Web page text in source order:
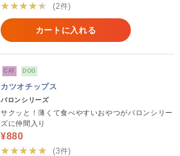
★★★★★
(2件)
カートに入れる
CAT DOG
カツオチップス
バロンシリーズ
サクッと！薄くて食べやすいおやつがバロンシリー
ズに仲間入り
¥880
★★★★★
(3件)